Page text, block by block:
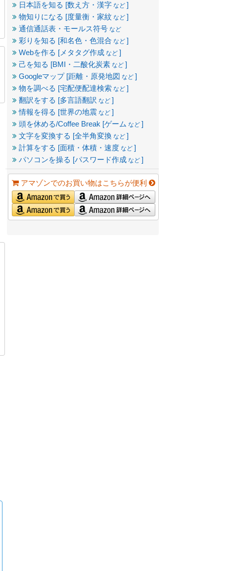
日本語を知る [数え方・漢字 など ]
物知りになる [度量衡・家紋 など ]
通信通話表・モールス符号 など
彩りを知る [和名色・色混合 など ]
Webを作る [メタタグ作成 など ]
己を知る [BMI・二酸化炭素 など ]
Googleマップ [距離・原発地図 など ]
物を調べる [宅配便配達検索 など ]
翻訳をする [多言語翻訳 など ]
情報を得る [世界の地震 など ]
頭を休める/Coffee Break [ゲーム など ]
文字を変換する [全半角変換 など ]
計算をする [面積・体積・速度 など ]
パソコンを操る [パスワード作成 など ]
アマゾンでのお買い物はこちらが便利